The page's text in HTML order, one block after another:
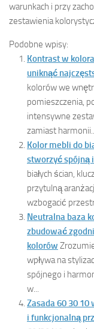
warunkach i przy
zestawienia
Podobne wpisy:
Kontrast w
uniknąć
kolorów we
pomieszczenia,
intensywne
zamiast harmonii....
Kolor mebli do
stworzyć spójną
białych ścian,
przytulną
wzbogacić
Neutralna baza
zbudować
kolorów
wpływa na
spójnego i
w...
Zasada 60 30
i funkcjonalną